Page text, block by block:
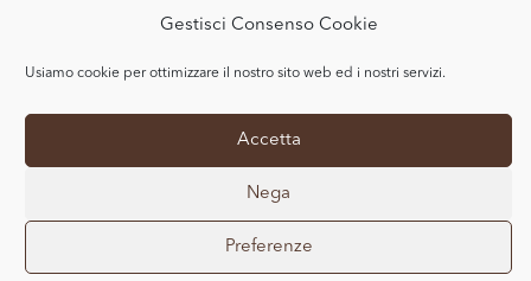
Gestisci Consenso Cookie
Usiamo cookie per ottimizzare il nostro sito web ed i nostri servizi.
Accetta
Nega
Preferenze
E-COMMERCE
© Copyright 2020 BRUSA SRL — All Rights Reserved.